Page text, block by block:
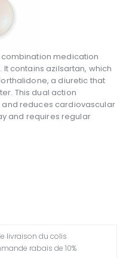
medication
contains azilsartan, which
a diuretic that
This dual action
reduces cardiovascular
and requires regular
livraison du colis
rabais de 10%